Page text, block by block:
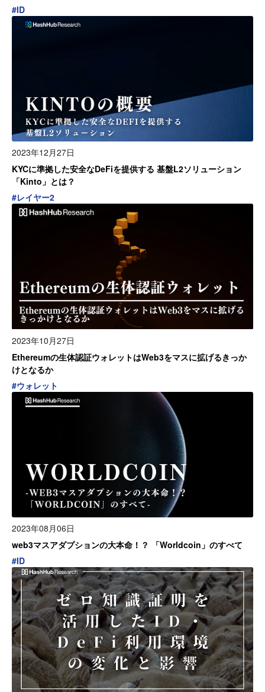
#ID
2023年12月27日
KYCに準拠した安全なDeFiを提供する 基盤L2ソリューション
「Kinto」とは？
#レイヤー2
2023年10月27日
Ethereumの生体認証ウォレットはWeb3をマスに拡げるきっか
けとなるか
#ウォレット
2023年08月06日
web3マスアダプションの大本命！？ 「Worldcoin」のすべて
#ID